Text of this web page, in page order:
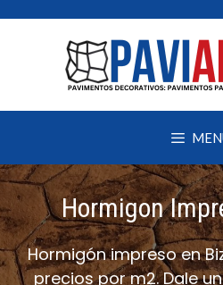
contenido
Hormigon
Hormigón impreso en
precios por m2. Dale